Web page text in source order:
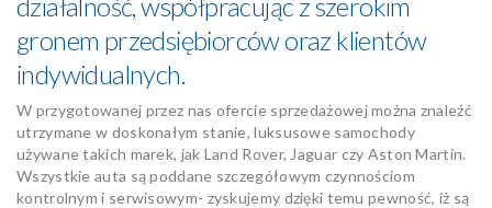
gronem przedsiębiorców oraz klientów
indywidualnych.
W przygotowanej przez nas ofercie sprzedażowej można znaleźć
utrzymane w doskonałym stanie, luksusowe samochody
używane takich marek, jak Land Rover, Jaguar czy Aston Martin.
Wszystkie auta są poddane szczegółowym czynnościom
kontrolnym i serwisowym- zyskujemy dzięki temu pewność, iż są